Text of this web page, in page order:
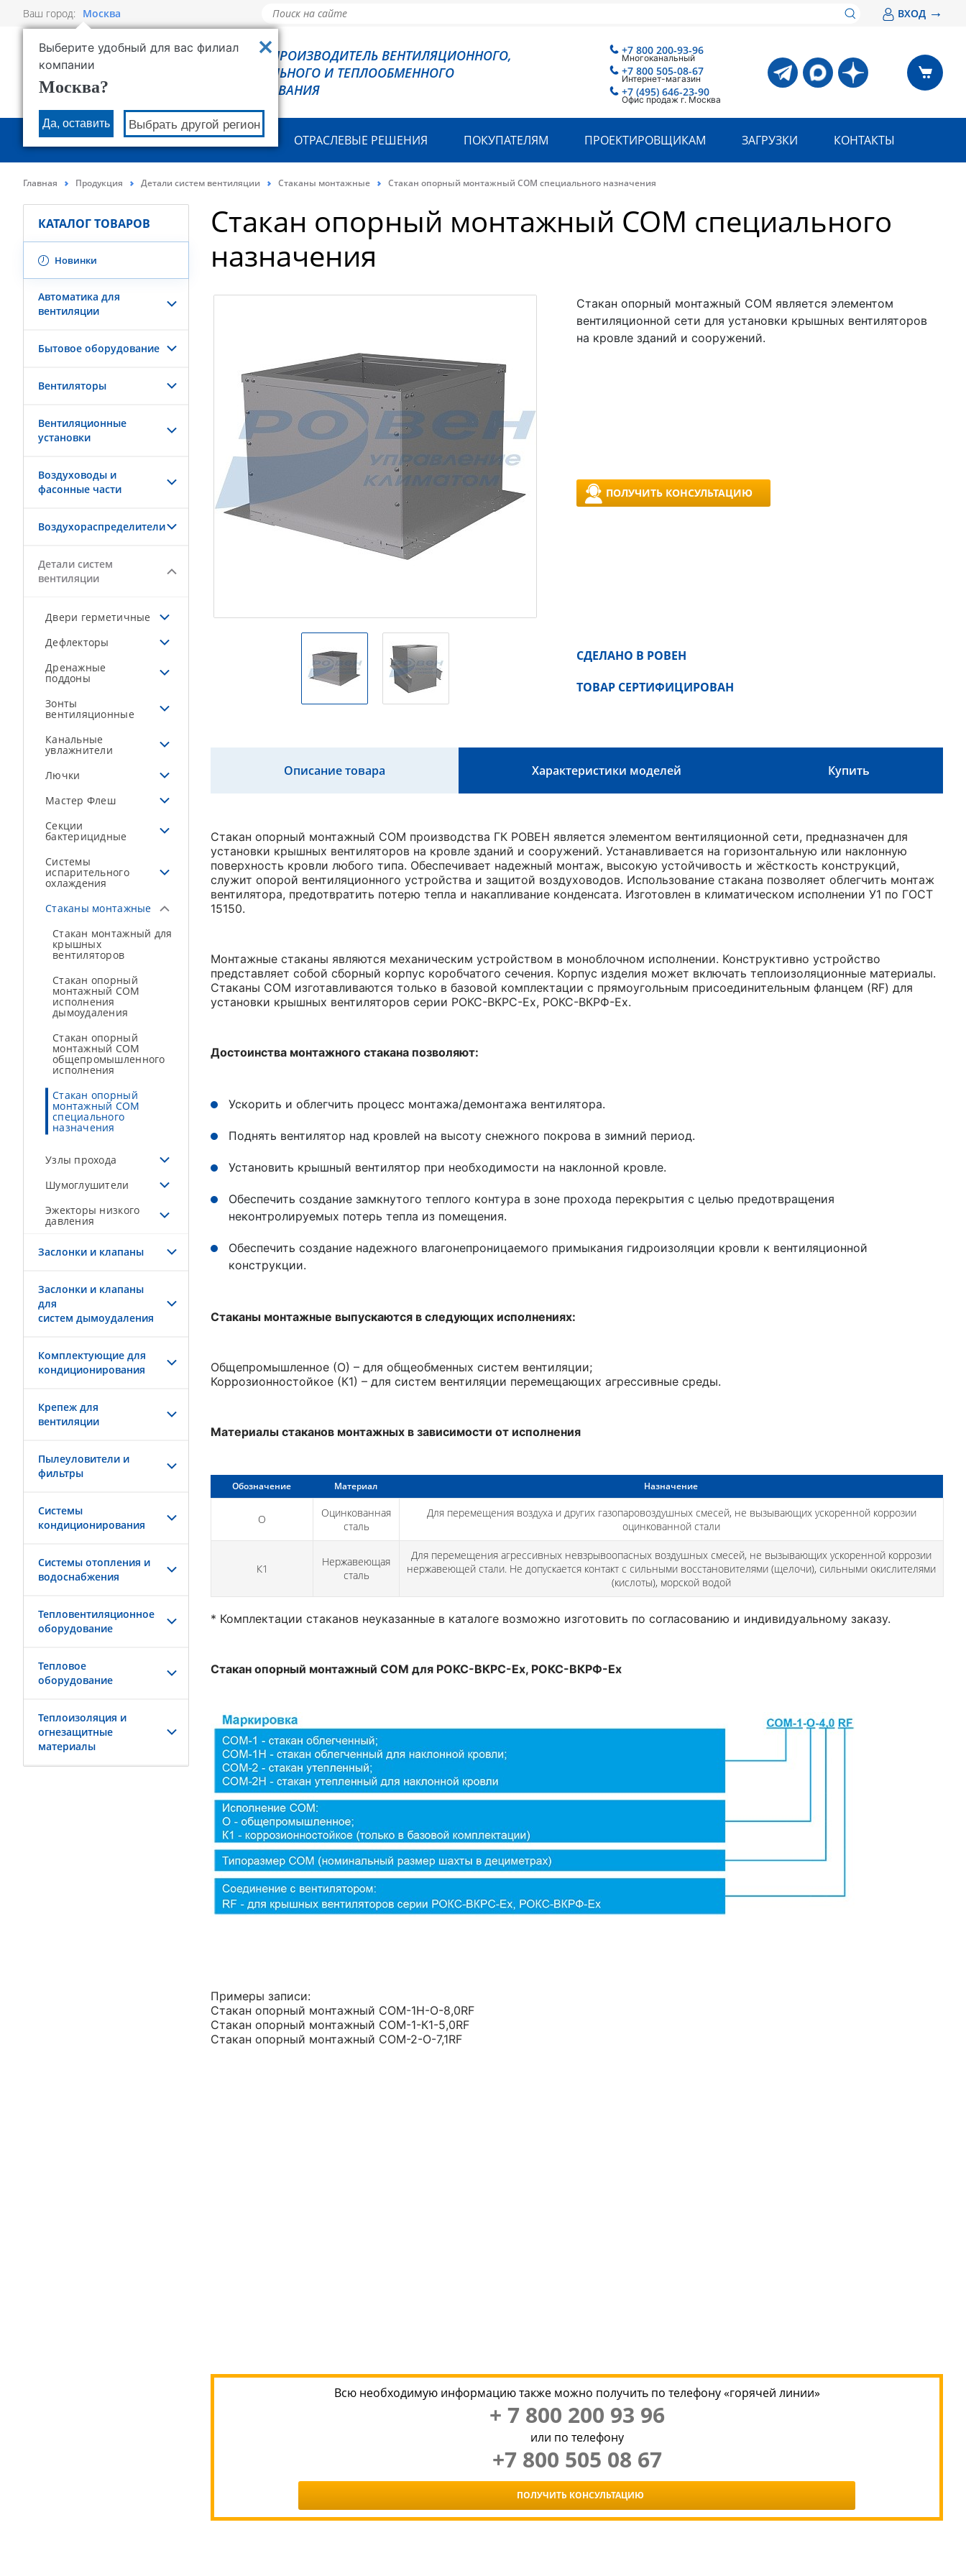
Ваш город: Москва
Выберите удобный для вас филиал
компании
Москва?
Да, оставить Выбрать другой регион
ВХОД →
РОВЕН - ПРОИЗВОДИТЕЛЬ ВЕНТИЛЯЦИОННОГО,
ХОЛОДИЛЬНОГО И ТЕПЛООБМЕННОГО
ОБОРУДОВАНИЯ
+7 800 200-93-96
Многоканальный
+7 800 505-08-67
Интернет-магазин
+7 (495) 646-23-90
Офис продаж г. Москва
О КОМПАНИИ ПРОДУКЦИЯ ОТРАСЛЕВЫЕ РЕШЕНИЯ ПОКУПАТЕЛЯМ ПРОЕКТИРОВЩИКАМ ЗАГРУЗКИ КОНТАКТЫ
Главная Продукция Детали систем вентиляции Стаканы монтажные Стакан опорный монтажный СОМ специального назначения
КАТАЛОГ ТОВАРОВ
Новинки
Автоматика для
вентиляции
Бытовое оборудование
Вентиляторы
Вентиляционные
установки
Воздуховоды и
фасонные части
Воздухораспределители
Детали систем
вентиляции
Двери герметичные
Дефлекторы
Дренажные
поддоны
Зонты
вентиляционные
Канальные
увлажнители
Лючки
Мастер Флеш
Секции
бактерицидные
Системы
испарительного
охлаждения
Стаканы монтажные
Стакан монтажный для
крышных
вентиляторов
Стакан опорный
монтажный СОМ
исполнения
дымоудаления
Стакан опорный
монтажный СОМ
общепромышленного
исполнения
Стакан опорный
монтажный СОМ
специального
назначения
Узлы прохода
Шумоглушители
Эжекторы низкого
давления
Заслонки и клапаны
Заслонки и клапаны
для
систем дымоудаления
Комплектующие для
кондиционирования
Крепеж для
вентиляции
Пылеуловители и
фильтры
Системы
кондиционирования
Системы отопления и
водоснабжения
Тепловентиляционное
оборудование
Тепловое
оборудование
Теплоизоляция и
огнезащитные
материалы
Стакан опорный монтажный СОМ специального
назначения
Стакан опорный монтажный СОМ является элементом
вентиляционной сети для установки крышных вентиляторов
на кровле зданий и сооружений.
ПОЛУЧИТЬ КОНСУЛЬТАЦИЮ
СДЕЛАНО В РОВЕН
ТОВАР СЕРТИФИЦИРОВАН
Описание товара Характеристики моделей Купить
Стакан опорный монтажный СОМ производства ГК РОВЕН является элементом вентиляционной сети, предназначен для
установки крышных вентиляторов на кровле зданий и сооружений. Устанавливается на горизонтальную или наклонную
поверхность кровли любого типа. Обеспечивает надежный монтаж, высокую устойчивость и жёсткость конструкций,
служит опорой вентиляционного устройства и защитой воздуховодов. Использование стакана позволяет облегчить монтаж
вентилятора, предотвратить потерю тепла и накапливание конденсата. Изготовлен в климатическом исполнении У1 по ГОСТ
15150.
Монтажные стаканы являются механическим устройством в моноблочном исполнении. Конструктивно устройство
представляет собой сборный корпус коробчатого сечения. Корпус изделия может включать теплоизоляционные материалы.
Стаканы СОМ изготавливаются только в базовой комплектации с прямоугольным присоединительным фланцем (RF) для
установки крышных вентиляторов серии РОКС-ВКРС-Ex, РОКС-ВКРФ-Ex.
Достоинства монтажного стакана позволяют:
Ускорить и облегчить процесс монтажа/демонтажа вентилятора.
Поднять вентилятор над кровлей на высоту снежного покрова в зимний период.
Установить крышный вентилятор при необходимости на наклонной кровле.
Обеспечить создание замкнутого теплого контура в зоне прохода перекрытия с целью предотвращения
неконтролируемых потерь тепла из помещения.
Обеспечить создание надежного влагонепроницаемого примыкания гидроизоляции кровли к вентиляционной
конструкции.
Стаканы монтажные выпускаются в следующих исполнениях:
Общепромышленное (О) – для общеобменных систем вентиляции;
Коррозионностойкое (К1) – для систем вентиляции перемещающих агрессивные среды.
Материалы стаканов монтажных в зависимости от исполнения
Обозначение Материал Назначение
О
Оцинкованная
сталь
Для перемещения воздуха и других газопаровоздушных смесей, не вызывающих ускоренной коррозии
оцинкованной стали
К1
Нержавеющая
сталь
Для перемещения агрессивных невзрывоопасных воздушных смесей, не вызывающих ускоренной коррозии
нержавеющей стали. Не допускается контакт с сильными восстановителями (щелочи), сильными окислителями
(кислоты), морской водой
* Комплектации стаканов неуказанные в каталоге возможно изготовить по согласованию и индивидуальному заказу.
Стакан опорный монтажный СОМ для РОКС-ВКРС-Ex, РОКС-ВКРФ-Ex
Примеры записи:
Стакан опорный монтажный СОМ-1Н-О-8,0RF
Стакан опорный монтажный СОМ-1-К1-5,0RF
Стакан опорный монтажный СОМ-2-О-7,1RF
Всю необходимую информацию также можно получить по телефону «горячей линии»
+ 7 800 200 93 96
или по телефону
+7 800 505 08 67
ПОЛУЧИТЬ КОНСУЛЬТАЦИЮ